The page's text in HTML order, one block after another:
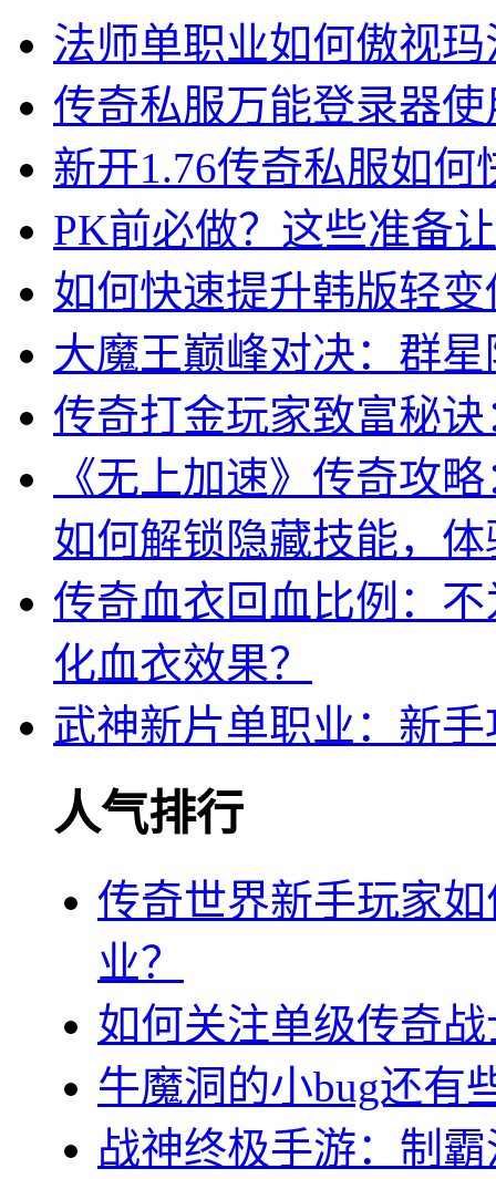
法师单职业如何傲视
传奇私服万能登录器
新开1.76传奇私服如何
PK前必做？这些准备
如何快速提升韩版轻
大魔王巅峰对决：群
传奇打金玩家致富秘
《无上加速》传奇攻
如何解锁隐藏技能，
传奇血衣回血比例：
化血衣效果？
武神新片单职业：新
人气排行
传奇世界新手玩家
业？
如何关注单级传奇
牛魔洞的小bug还有
战神终极手游：制